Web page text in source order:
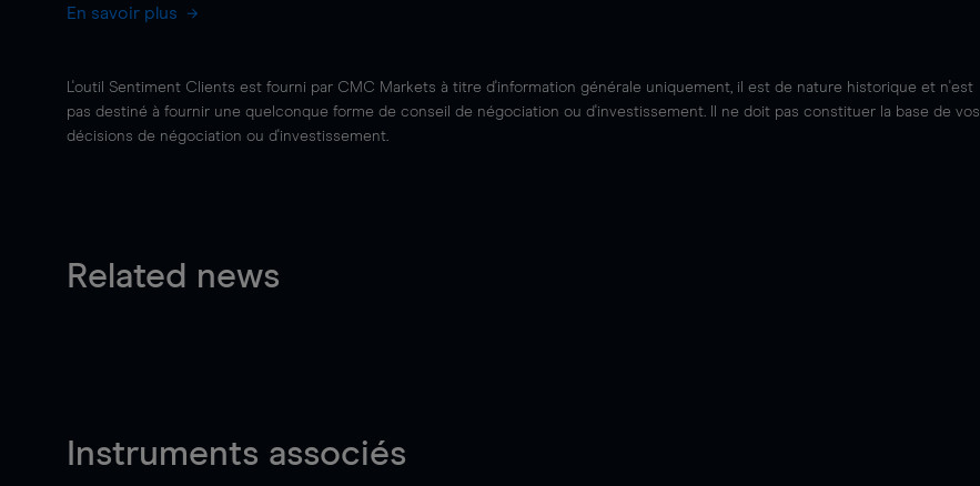
En savoir plus
L'outil Sentiment Clients est fourni par CMC Markets à titre d'information générale uniquement, il est de nature historique et n'est
pas destiné à fournir une quelconque forme de conseil de négociation ou d'investissement. Il ne doit pas constituer la base de vos
décisions de négociation ou d'investissement.
Related news
Instruments associés